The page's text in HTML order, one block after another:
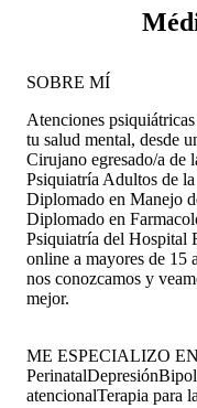
SOBRE MÍ
Atenciones
tu salud mental, desde
Cirujano egresado/a de
Psiquiatría Adultos de
Diplomado en Manejo
Diplomado en
Psiquiatría del Hospital
online a mayores de 15
nos conozcamos y
mejor.
ME ESPECIALIZO
PerinatalDepresión
atencionalTerapia para